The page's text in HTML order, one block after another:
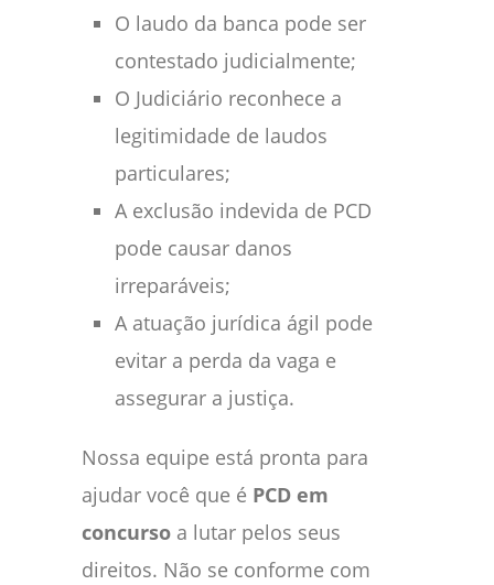
O laudo da banca pode ser
contestado judicialmente;
O Judiciário reconhece a
legitimidade de laudos
particulares;
A exclusão indevida de PCD
pode causar danos
irreparáveis;
A atuação jurídica ágil pode
evitar a perda da vaga e
assegurar a justiça.
Nossa equipe está pronta para
ajudar você que é PCD em
concurso a lutar pelos seus
direitos. Não se conforme com